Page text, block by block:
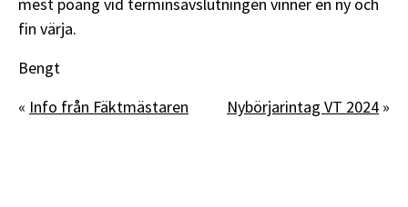
fin värja.
Bengt
« Info från Fäktmästaren Nybörjarintag VT 2024 »